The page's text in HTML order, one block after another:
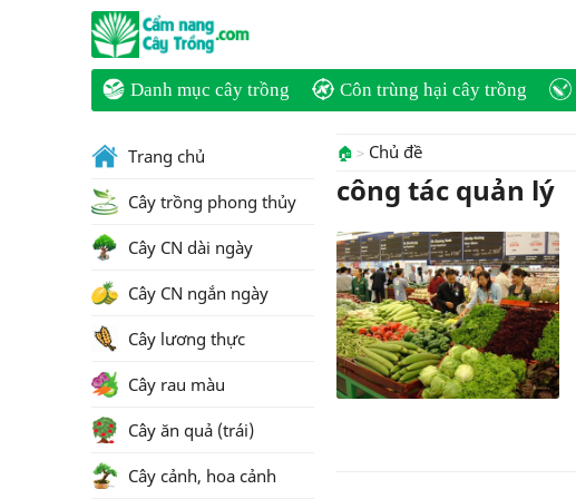
Danh mục cây trồng Côn trùng hại cây trồng
🏠 Chủ đề
công tác quản lý
Trang chủ
Cây trồng phong thủy
Cây CN dài ngày
Cây CN ngắn ngày
Cây lương thực
Cây rau màu
Cây ăn quả (trái)
Cây cảnh, hoa cảnh